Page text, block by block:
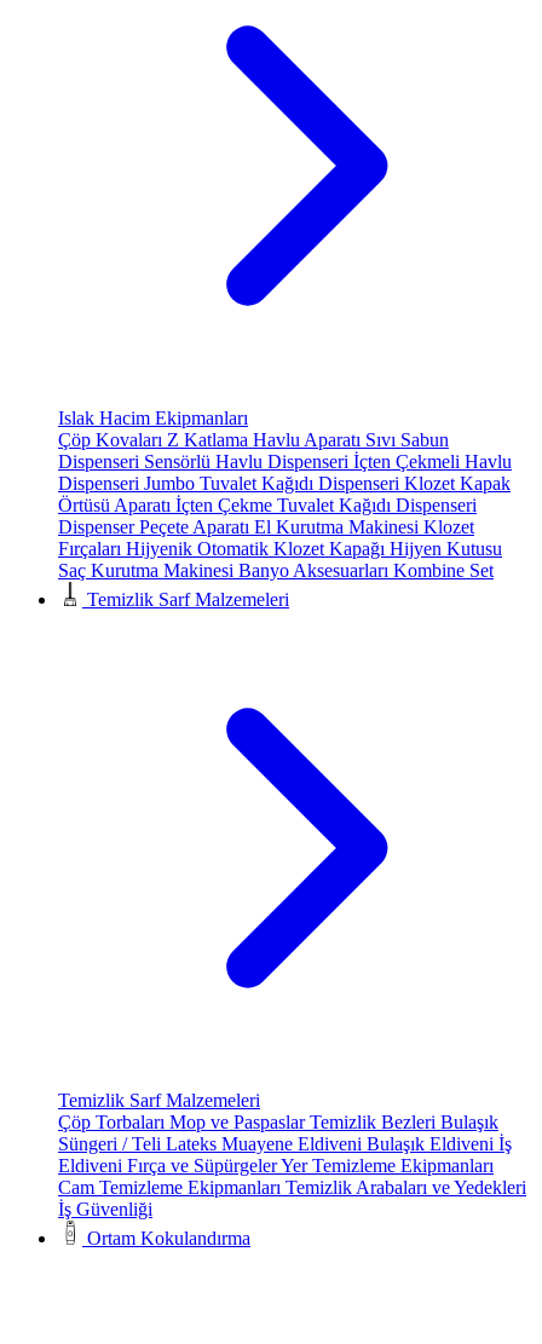
Islak Hacim Ekipmanları
Çöp Kovaları Z Katlama Havlu Aparatı Sıvı Sabun
Dispenseri Sensörlü Havlu Dispenseri İçten Çekmeli Havlu
Dispenseri Jumbo Tuvalet Kağıdı Dispenseri Klozet Kapak
Örtüsü Aparatı İçten Çekme Tuvalet Kağıdı Dispenseri
Dispenser Peçete Aparatı El Kurutma Makinesi Klozet
Fırçaları Hijyenik Otomatik Klozet Kapağı Hijyen Kutusu
Saç Kurutma Makinesi Banyo Aksesuarları Kombine Set
Temizlik Sarf Malzemeleri
Temizlik Sarf Malzemeleri
Çöp Torbaları Mop ve PaspaslarTemizlik Bezleri Bulaşık
Süngeri / Teli Lateks Muayene Eldiveni Bulaşık Eldiveni İş
Eldiveni Fırça ve SüpürgelerYer Temizleme Ekipmanları
Cam Temizleme Ekipmanları Temizlik Arabaları ve Yedekleri
İş Güvenliği
Ortam Kokulandırma